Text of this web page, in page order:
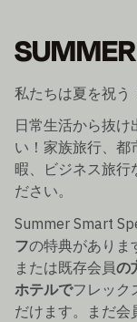
私たちは夏を祝う
日常生活から抜け
い！家族旅行、都
暇、ビジネス旅行
ださい。
Summer Smart
フの特典がありま
または既存会員の
ホテルでフレック
だけます。まだ会